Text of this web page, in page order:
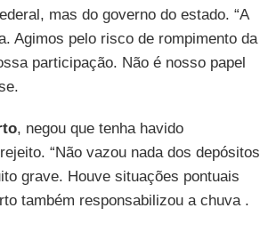
mas do governo do estado. “A
Agimos pelo risco de rompimento da
participação. Não é nosso papel
, negou que tenha havido
“Não vazou nada dos depósitos
grave. Houve situações pontuais
também responsabilizou a chuva .